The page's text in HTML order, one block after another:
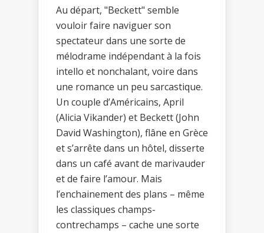
Au départ, "Beckett" semble
vouloir faire naviguer son
spectateur dans une sorte de
mélodrame indépendant à la fois
intello et nonchalant, voire dans
une romance un peu sarcastique.
Un couple d’Américains, April
(Alicia Vikander) et Beckett (John
David Washington), flâne en Grèce
et s’arrête dans un hôtel, disserte
dans un café avant de marivauder
et de faire l’amour. Mais
l’enchainement des plans – même
les classiques champs-
contrechamps – cache une sorte